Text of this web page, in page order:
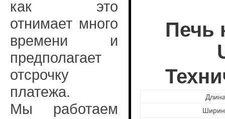
как это
отнимает много
времени и
предполагает
отсрочку
платежа.
Мы работаем
Печь